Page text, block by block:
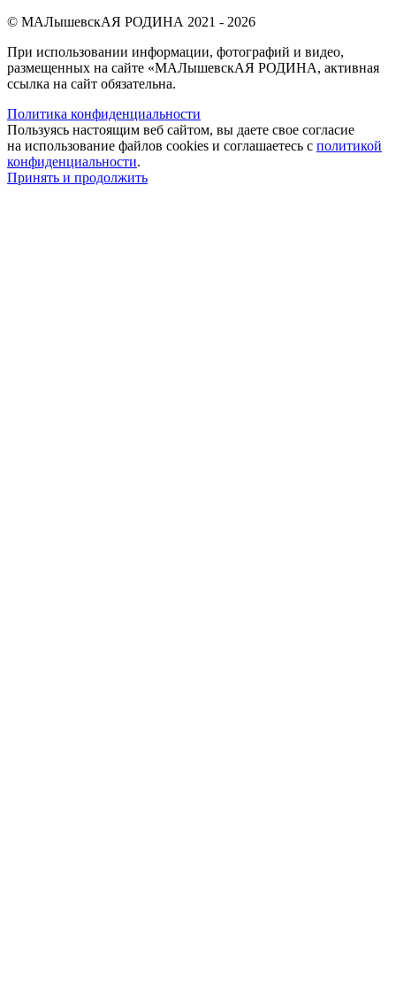
© МАЛышевскАЯ РОДИНА 2021 - 2026
При использовании информации, фотографий и видео,
размещенных на сайте «МАЛышевскАЯ РОДИНА, активная
ссылка на сайт обязательна.
Политика конфиденциальности
Пользуясь настоящим веб сайтом, вы даете свое согласие
на использование файлов cookies и соглашаетесь с политикой
конфиденциальности.
Принять и продолжить